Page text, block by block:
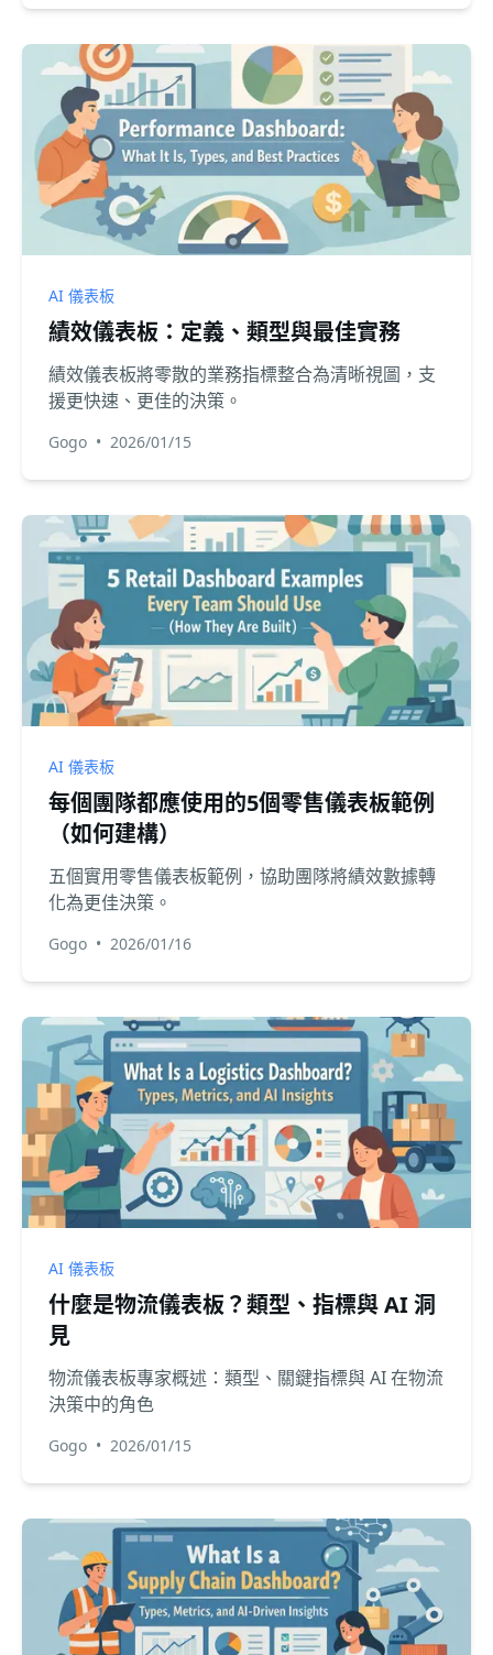
AI 儀表板
績效儀表板：定義、類型與最佳實務
績效儀表板將零散的業務指標整合為清晰視圖，支
援更快速、更佳的決策。
Gogo • 2026/01/15
AI 儀表板
每個團隊都應使用的5個零售儀表板範例
（如何建構）
五個實用零售儀表板範例，協助團隊將績效數據轉
化為更佳決策。
Gogo • 2026/01/16
AI 儀表板
什麼是物流儀表板？類型、指標與 AI 洞
見
物流儀表板專家概述：類型、關鍵指標與 AI 在物流
決策中的角色
Gogo • 2026/01/15